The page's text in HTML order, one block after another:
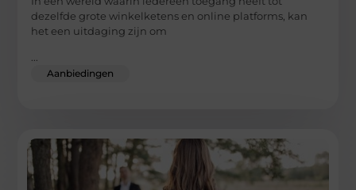
dezelfde grote winkelketens en online platforms, kan
het een uitdaging zijn om
...
Aanbiedingen